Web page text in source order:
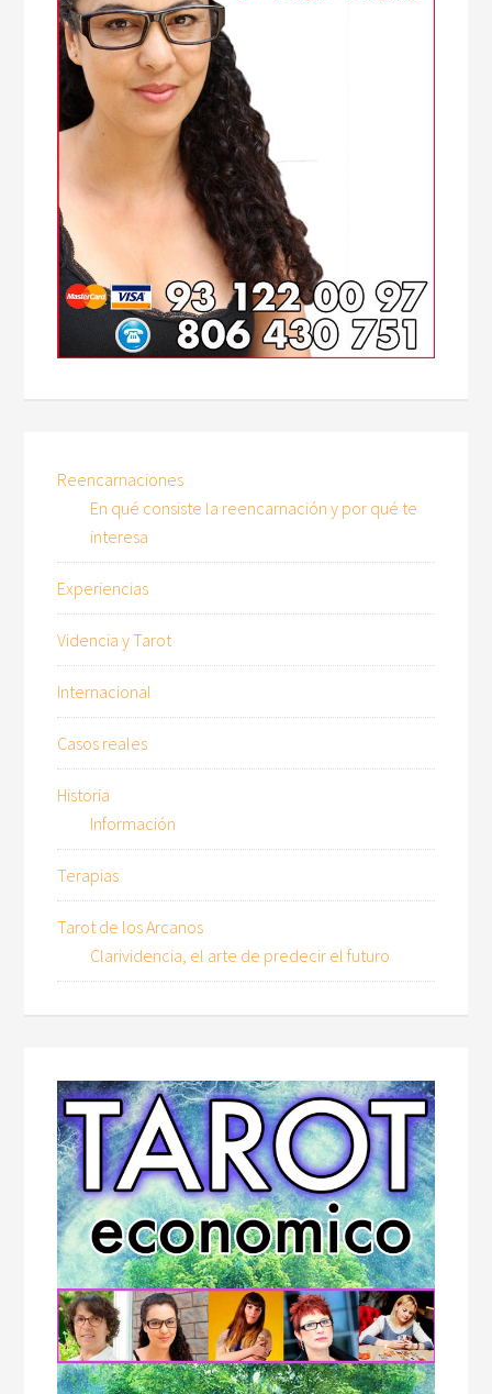
Reencarnaciones
En qué consiste la reencarnación y por qué te
interesa
Experiencias
Videncia y Tarot
Internacional
Casos reales
Historia
Información
Terapias
Tarot de los Arcanos
Clarividencia, el arte de predecir el futuro